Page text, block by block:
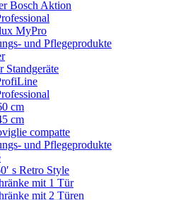
Bosch Aktion
MyPro
und Pflegeprodukte
Standgeräte
cm
cm
compatte
und Pflegeprodukte
s Retro Style
mit 1 Tür
mit 2 Türen